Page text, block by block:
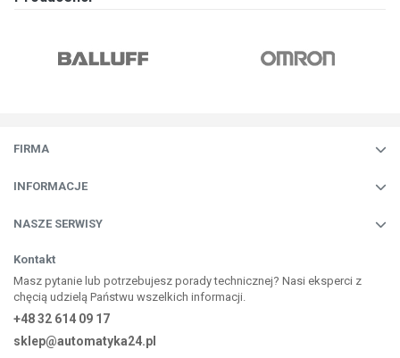
FIRMA
INFORMACJE
NASZE SERWISY
Kontakt
Masz pytanie lub potrzebujesz porady technicznej? Nasi eksperci z
chęcią udzielą Państwu wszelkich informacji.
+48 32 614 09 17
sklep@automatyka24.pl